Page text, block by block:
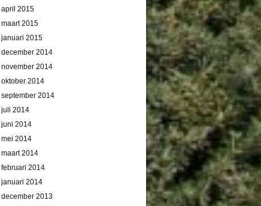
april 2015
maart 2015
januari 2015
december 2014
november 2014
oktober 2014
september 2014
juli 2014
juni 2014
mei 2014
maart 2014
februari 2014
januari 2014
december 2013